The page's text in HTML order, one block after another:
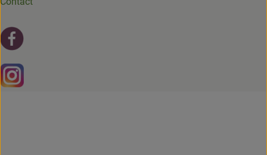
Lien externe vers https://www.instagram.com/